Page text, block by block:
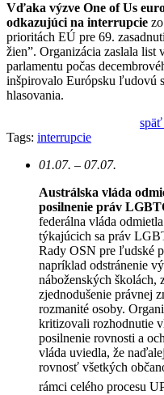
Vďaka výzve One of Us
odkazujúci na interrupcie
prioritách EÚ pre 69.
žien”. Organizácia zaslala list
parlamentu počas
inšpirovalo Európsku ľudovú
hlasovania.
Tags: interrupcie
01.07. – 07.07.
Austrálska vláda
posilnenie práv
federálna vláda
týkajúcich sa práv
Rady OSN pre ľudské
napríklad odstránenie
náboženských školách,
zjednodušenie právnej
rozmanité osoby.
kritizovali rozhodnutie
posilnenie rovnosti a
vláda uviedla, že
rovnosť všetkých
rámci celého procesu